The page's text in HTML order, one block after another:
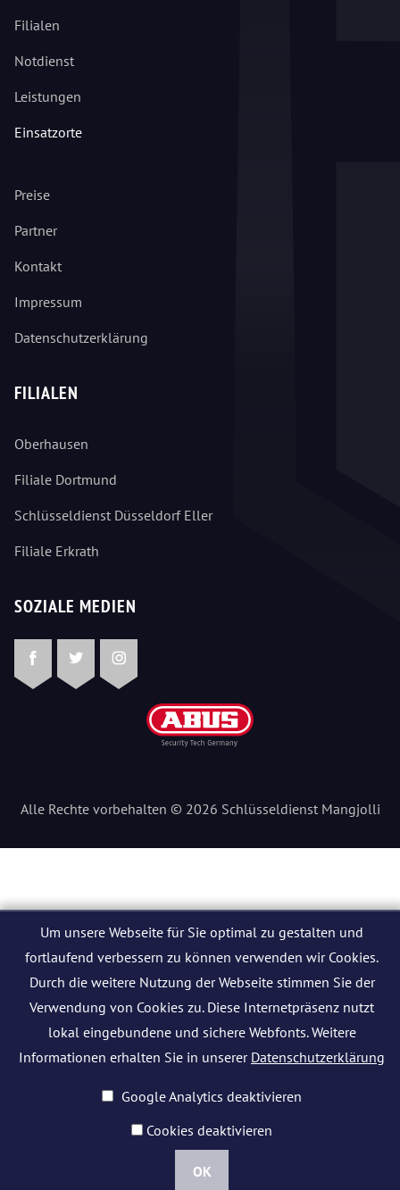
Filialen
Notdienst
Leistungen
Einsatzorte
Preise
Partner
Kontakt
Impressum
Datenschutzerklärung
FILIALEN
Oberhausen
Filiale Dortmund
Schlüsseldienst Düsseldorf Eller
Filiale Erkrath
SOZIALE MEDIEN
FacebookTwitterInstagram
Alle Rechte vorbehalten © 2026 Schlüsseldienst Mangjolli
Um unsere Webseite für Sie optimal zu gestalten und
fortlaufend verbessern zu können verwenden wir Cookies.
Durch die weitere Nutzung der Webseite stimmen Sie der
Verwendung von Cookies zu. Diese Internetpräsenz nutzt
lokal eingebundene und sichere Webfonts. Weitere
Informationen erhalten Sie in unserer Datenschutzerklärung
Google Analytics deaktivieren
Cookies deaktivieren
OK